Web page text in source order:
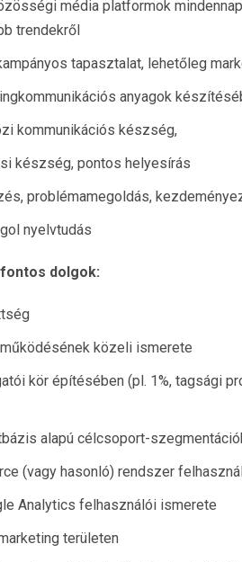
média platformok
trendekről
tapasztalat, lehetőleg
anyagok
kommunikációs készség,
készség, pontos helyesírás
problémamegoldás,
nyelvtudás
dolgok:
közeli ismerete
kör építésében (pl. 1%, tagsági
alapú célcsoport-
(vagy hasonló) rendszer
Analytics felhasználói ismerete
területen